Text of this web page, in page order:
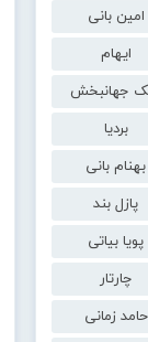
امین بانی
ایهام
جهانبخش
بردیا
بهنام بانی
پازل بند
پویا بیاتی
چارتار
حامد زمانی